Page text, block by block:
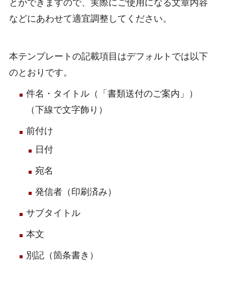
とができますので、実際にご使用になる文章内容
などにあわせて適宜調整してください。
本テンプレートの記載項目はデフォルトでは以下
のとおりです。
件名・タイトル（「書類送付のご案内」）
（下線で文字飾り）
前付け
日付
宛名
発信者（印刷済み）
サブタイトル
本文
別記（箇条書き）